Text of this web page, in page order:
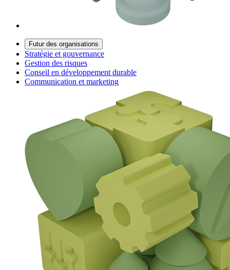
Futur des organisations
Stratégie et gouvernance
Gestion des risques
Conseil en développement durable
Communication et marketing